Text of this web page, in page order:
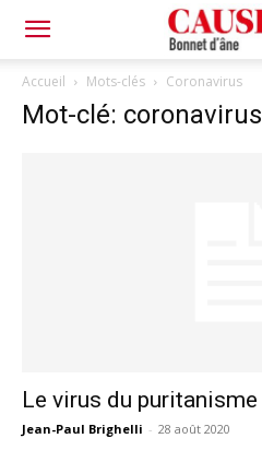
Bonnet
d'âne
Accueil Mots-clés Coronavirus
Mot-clé: coronavirus
Le virus du puritanisme
Jean-Paul Brighelli - 28 août 2020